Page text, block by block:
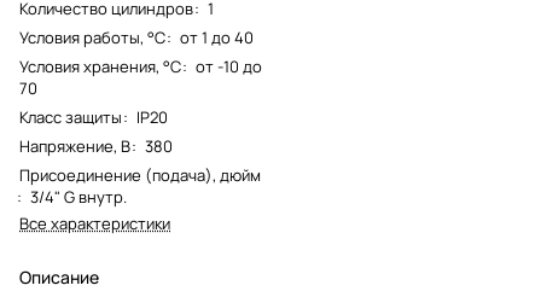
Количество цилиндров: 1
Условия работы, °С: от 1 до 40
Условия хранения, °С: от -10 до
70
Класс защиты: IP20
Напряжение, В: 380
Присоединение (подача), дюйм
: 3/4" G внутр.
Все характеристики
Описание